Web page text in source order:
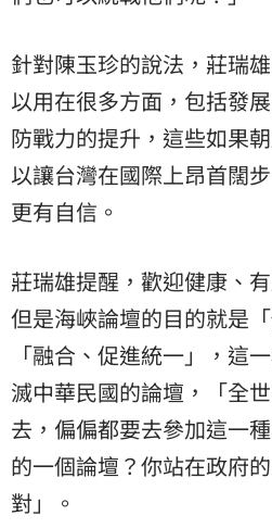
針對陳玉珍的說法，莊瑞
以用在很多方面，包括發
防戰力的提升，這些如果
以讓台灣在國際上昂首闊
更有自信。
莊瑞雄提醒，歡迎健康、
但是海峽論壇的目的就是
「融合、促進統一」，這
滅中華民國的論壇，「全
去，偏偏都要去參加這一
的一個論壇？你站在政府
對」。